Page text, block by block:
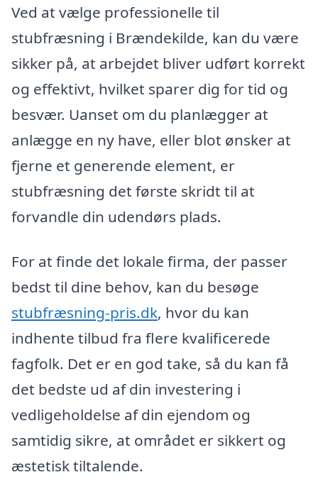
Ved at vælge professionelle til
stubfræsning i Brændekilde, kan du være
sikker på, at arbejdet bliver udført korrekt
og effektivt, hvilket sparer dig for tid og
besvær. Uanset om du planlægger at
anlægge en ny have, eller blot ønsker at
fjerne et generende element, er
stubfræsning det første skridt til at
forvandle din udendørs plads.
For at finde det lokale firma, der passer
bedst til dine behov, kan du besøge
stubfræsning-pris.dk, hvor du kan
indhente tilbud fra flere kvalificerede
fagfolk. Det er en god take, så du kan få
det bedste ud af din investering i
vedligeholdelse af din ejendom og
samtidig sikre, at området er sikkert og
æstetisk tiltalende.